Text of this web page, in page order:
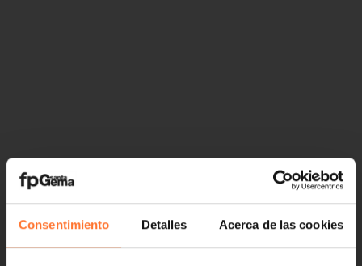
Consentimiento Detalles Acerca de las cookies